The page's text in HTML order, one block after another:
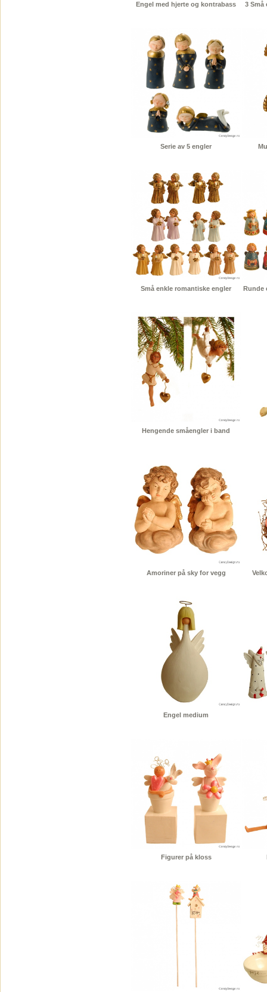
Engel med hjerte og kontrabass 3 Små
Serie av 5 engler
Små enkle romantiske engler Runde
Hengende småengler i band
Amoriner på sky for vegg
Engel medium
Figurer på kloss